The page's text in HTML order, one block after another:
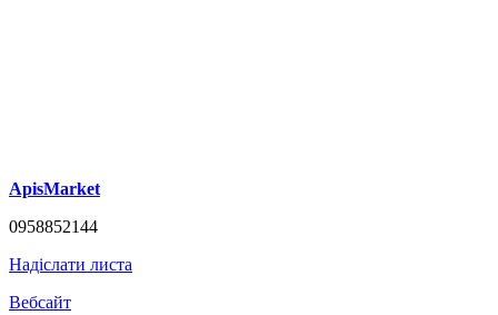
ApisMarket
0958852144
Надіслати листа
Вебсайт